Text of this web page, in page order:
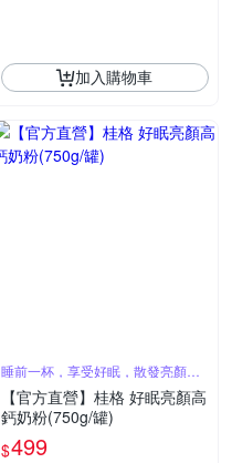
加入購物車
睡前一杯，享受好眠，散發亮顏光
采
【官方直營】桂格 好眠亮顏高
鈣奶粉(750g/罐)
$499